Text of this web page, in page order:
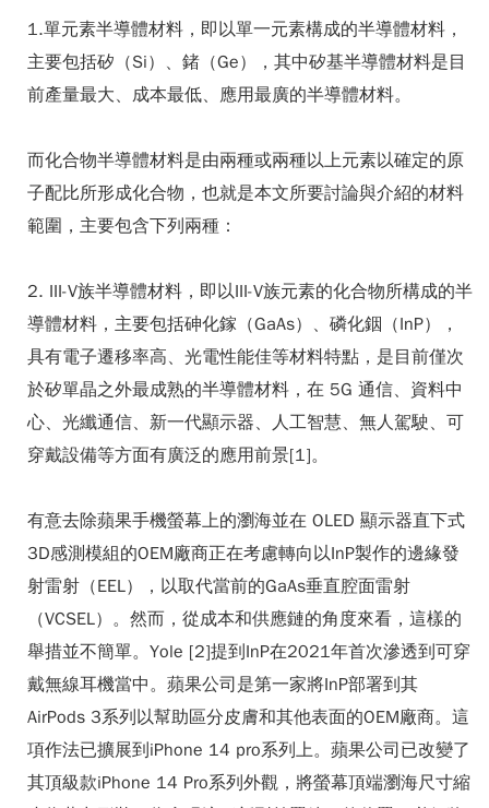
1.單元素半導體材料，即以單一元素構成的半導體材料，
主要包括矽（Si）、鍺（Ge），其中矽基半導體材料是目
前產量最大、成本最低、應用最廣的半導體材料。
而化合物半導體材料是由兩種或兩種以上元素以確定的原
子配比所形成化合物，也就是本文所要討論與介紹的材料
範圍，主要包含下列兩種：
2. III-V族半導體材料，即以III-V族元素的化合物所構成的半
導體材料，主要包括砷化鎵（GaAs）、磷化銦（InP），
具有電子遷移率高、光電性能佳等材料特點，是目前僅次
於矽單晶之外最成熟的半導體材料，在 5G 通信、資料中
心、光纖通信、新一代顯示器、人工智慧、無人駕駛、可
穿戴設備等方面有廣泛的應用前景[1]。
有意去除蘋果手機螢幕上的瀏海並在 OLED 顯示器直下式
3D感測模組的OEM廠商正在考慮轉向以InP製作的邊緣發
射雷射（EEL），以取代當前的GaAs垂直腔面雷射
（VCSEL）。然而，從成本和供應鏈的角度來看，這樣的
舉措並不簡單。Yole [2]提到InP在2021年首次滲透到可穿
戴無線耳機當中。蘋果公司是第一家將InP部署到其
AirPods 3系列以幫助區分皮膚和其他表面的OEM廠商。這
項作法已擴展到iPhone 14 pro系列上。蘋果公司已改變了
其頂級款iPhone 14 Pro系列外觀，將螢幕頂端瀏海尺寸縮